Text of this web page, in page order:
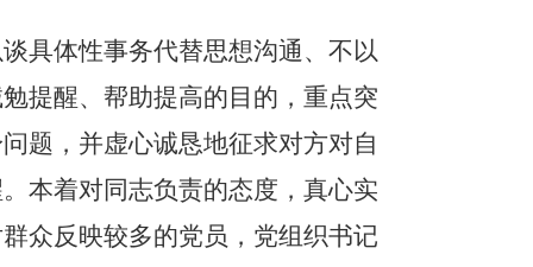
具体性事务代替思想沟通、不以
提醒、帮助提高的目的，重点突
题，并虚心诚恳地征求对方对自
本着对同志负责的态度，真心实
众反映较多的党员，党组织书记